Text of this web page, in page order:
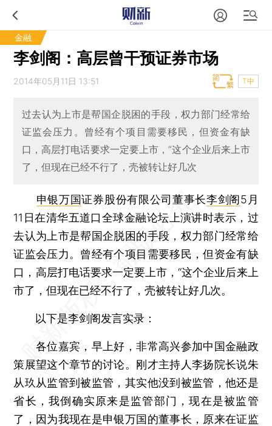
金融
李剑阁：高层曾干预证券市场
2014年05月11日 13:51 T中
过去认为上市是帮国企脱困的手段，权力部门经常给
证监会压力。曾经有个项目需要移民，但资金有缺
口，高层打电话要求一定要上市，“这个企业后来上市
了，但现在已经不行了，壳被转让好几次
申银万国证券股份有限公司董事长李剑阁5月
11日在清华五道口全球金融论坛上演讲时表示，过
去认为上市是帮国企脱困的手段，权力部门经常给
证监会压力。曾经有个项目需要移民，但资金有缺
口，高层打电话要求一定要上市，“这个企业后来上
市了，但现在已经不行了，壳被转让好几次。
以下是李剑阁发言实录：
各位嘉宾，早上好，非常高兴参加中国金融政
策展望这个章节的讨论。刚才主持人李扬院长说朱
从玖从监管到被监管，其实他没到被监管，他还是
省长，我倒确实原来是监管部门，现在是被监管
了，因为我现在是申银万国的董事长，原来在证监